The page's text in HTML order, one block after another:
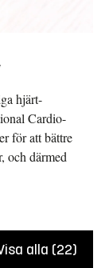
hjärt-
Cardio-
för att bättre
och därmed
alla (22)